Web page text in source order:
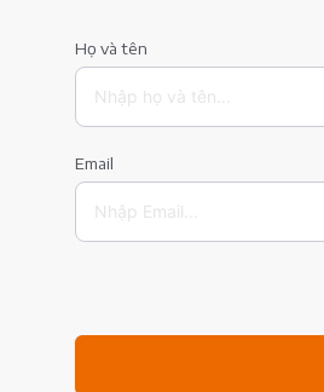
Họ và tên
Email